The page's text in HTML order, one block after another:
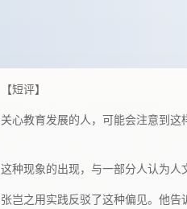
【短评】
关心教育发展的人，可能会注意到
这种现象的出现，与一部分人认为人
张岂之用实践反驳了这种偏见。他